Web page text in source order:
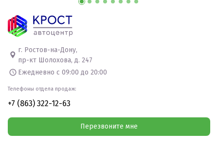
г. Ростов-на-Дону,
пр-кт Шолохова, д. 247
Ежедневно с 09:00 до 20:00
Телефоны отдела продаж:
+7 (863) 322-12-63
Перезвоните мне